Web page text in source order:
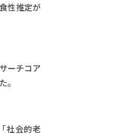
性推定が
ーチコア
。
社会的老